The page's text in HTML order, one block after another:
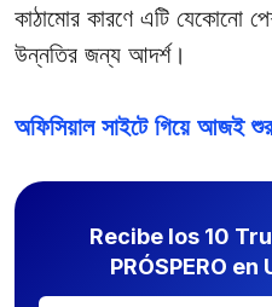
কাঠামোর কারণে এটি যেকোনো
উন্নতির জন্য আদর্শ।
অফিসিয়াল সাইটে গিয়ে আজই
Recibe los 10
PRÓSPERO